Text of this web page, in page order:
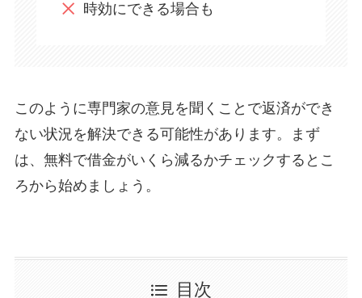
時効にできる場合も
このように専門家の意見を聞くことで返済ができ
ない状況を解決できる可能性があります。まず
は、無料で借金がいくら減るかチェックするとこ
ろから始めましょう。
目次